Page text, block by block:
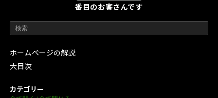
番目のお客さんです
ホームページの解説
大目次
カテゴリー